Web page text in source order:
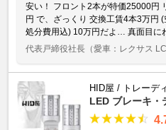
安い！ フロント2本が特価25000円
円 で、ざっくり 交換工賃4本3万円
処分費用込) 10万円だよ… 真面目に
代表戸締役社長 （愛車：レクサス LC
HID屋 / トレーデ
LED ブレーキ・